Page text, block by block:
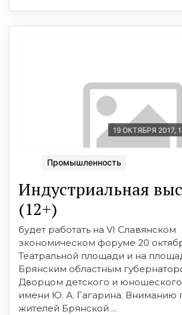
19 ОКТЯБРЯ 2017,
Промышленность
Индустриальная
(12+)
будет работать на VI Славянском
экономическом форуме 20
Театральной площади и на
Брянским областным
Дворцом детского и юношеского
имени Ю. А. Гагарина. Вниманию
жителей Брянской ...